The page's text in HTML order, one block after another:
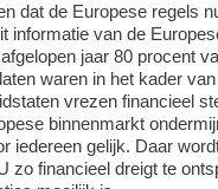
dat de Europese regels
informatie van de
jaar 80 procent
waren in het kader
vrezen financieel
binnenmarkt
iedereen gelijk. Daar
zo financieel dreigt te